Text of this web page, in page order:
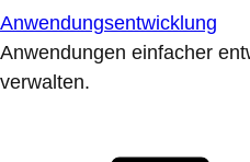
Anwendungsentwicklung
Anwendungen einfacher
verwalten.